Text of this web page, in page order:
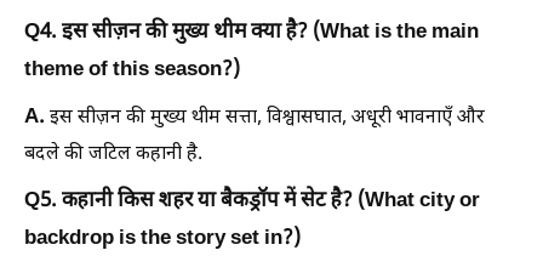
Q4. इस सीज़न की मुख्य थीम क्या है? (What is the main
theme of this season?)
A. इस सीज़न की मुख्य थीम सत्ता, विश्वासघात, अधूरी भावनाएँ और
बदले की जटिल कहानी है.
Q5. कहानी किस शहर या बैकड्रॉप में सेट है? (What city or
backdrop is the story set in?)